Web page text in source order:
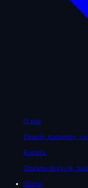
O nas
Zespół, partnerzy,
Kariera
Otwarte pozycje,
Oferta